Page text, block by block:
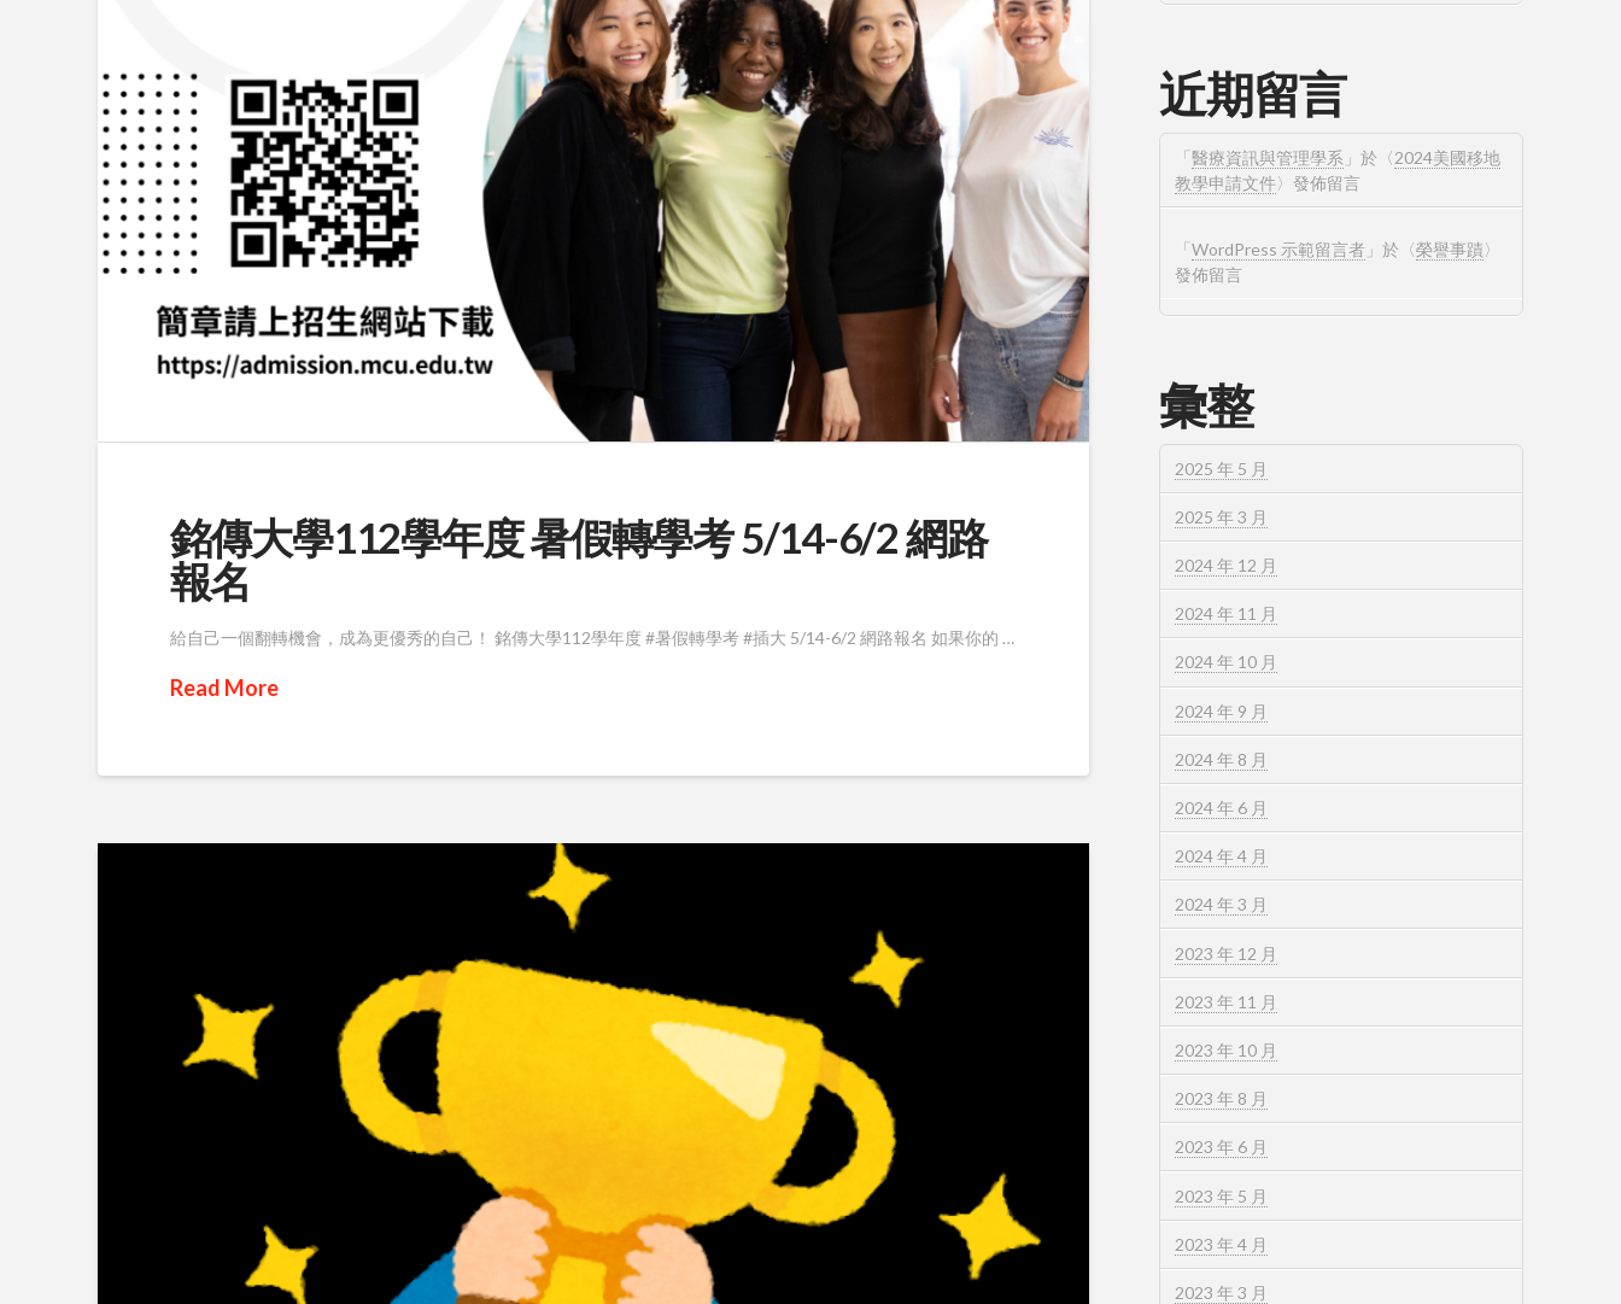
銘傳大學112學年度 暑假轉學考 5/14-6/2 網路
報名
給自己一個翻轉機會，成為更優秀的自己！ 銘傳大學112學年度 #暑假轉學考 #插大 5/14-6/2 網路報名 如果你的 …
Read More
近期留言
「醫療資訊與管理學系 」於〈2024美國移地
教學申請文件〉發佈留言
「WordPress 示範留言者 」於〈榮譽事蹟〉
發佈留言
彙整
2025 年 5 月
2025 年 3 月
2024 年 12 月
2024 年 11 月
2024 年 10 月
2024 年 9 月
2024 年 8 月
2024 年 6 月
2024 年 4 月
2024 年 3 月
2023 年 12 月
2023 年 11 月
2023 年 10 月
2023 年 8 月
2023 年 6 月
2023 年 5 月
2023 年 4 月
2023 年 3 月